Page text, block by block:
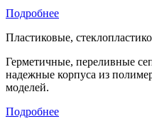
Подробнее
Пластиковые,
Герметичные, переливные
надежные корпуса из
моделей.
Подробнее